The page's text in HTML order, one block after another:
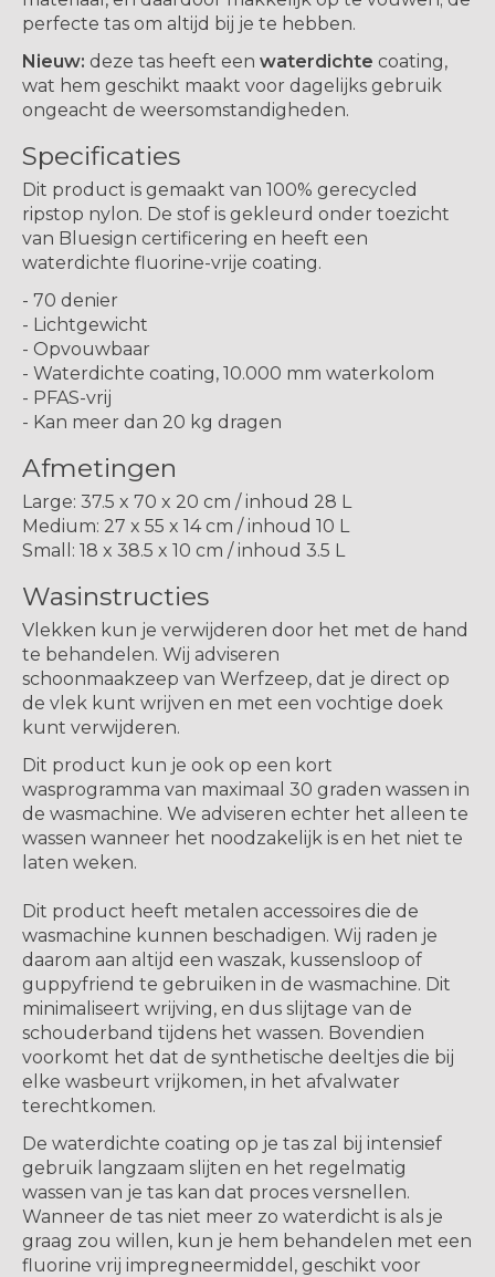
perfecte tas om altijd bij je te hebben.
Nieuw: deze tas heeft een waterdichte coating,
wat hem geschikt maakt voor dagelijks gebruik
ongeacht de weersomstandigheden.
Specificaties
Dit product is gemaakt van 100% gerecycled
ripstop nylon. De stof is gekleurd onder toezicht
van Bluesign certificering en heeft een
waterdichte fluorine-vrije coating.
- 70 denier
- Lichtgewicht
- Opvouwbaar
- Waterdichte coating, 10.000 mm waterkolom
- PFAS-vrij
- Kan meer dan 20 kg dragen
Afmetingen
Large: 37.5 x 70 x 20 cm / inhoud 28 L
Medium: 27 x 55 x 14 cm / inhoud 10 L
Small: 18 x 38.5 x 10 cm / inhoud 3.5 L
Wasinstructies
Vlekken kun je verwijderen door het met de hand
te behandelen. Wij adviseren
schoonmaakzeep van Werfzeep, dat je direct op
de vlek kunt wrijven en met een vochtige doek
kunt verwijderen.
Dit product kun je ook op een kort
wasprogramma van maximaal 30 graden wassen in
de wasmachine. We adviseren echter het alleen te
wassen wanneer het noodzakelijk is en het niet te
laten weken.
Dit product heeft metalen accessoires die de
wasmachine kunnen beschadigen. Wij raden je
daarom aan altijd een waszak, kussensloop of
guppyfriend te gebruiken in de wasmachine. Dit
minimaliseert wrijving, en dus slijtage van de
schouderband tijdens het wassen. Bovendien
voorkomt het dat de synthetische deeltjes die bij
elke wasbeurt vrijkomen, in het afvalwater
terechtkomen.
De waterdichte coating op je tas zal bij intensief
gebruik langzaam slijten en het regelmatig
wassen van je tas kan dat proces versnellen.
Wanneer de tas niet meer zo waterdicht is als je
graag zou willen, kun je hem behandelen met een
fluorine vrij impregneermiddel, geschikt voor